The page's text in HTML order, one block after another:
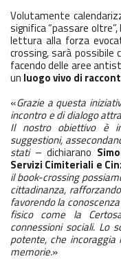
Volutamente
significa “passare
lettura alla forza
crossing, sarà possibile
facendo delle aree
un luogo vivo di
«Grazie a questa
incontro e di dialogo
Il nostro obiettivo è
suggestioni,
stati – dichiarano
Servizi Cimiteriali e
il book-crossing
cittadinanza,
favorendo la
fisico come la
connessioni sociali. Lo
potente, che
memorie.»